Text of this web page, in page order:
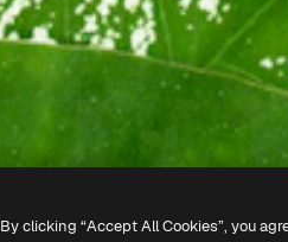
By clicking “Accept All Cookies”, you